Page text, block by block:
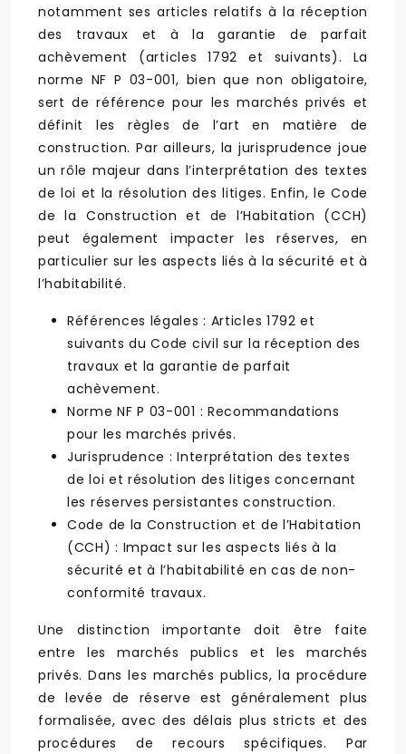
notamment ses articles relatifs à la réception
des travaux et à la garantie de parfait
achèvement (articles 1792 et suivants). La
norme NF P 03-001, bien que non obligatoire,
sert de référence pour les marchés privés et
définit les règles de l’art en matière de
construction. Par ailleurs, la jurisprudence joue
un rôle majeur dans l’interprétation des textes
de loi et la résolution des litiges. Enfin, le Code
de la Construction et de l’Habitation (CCH)
peut également impacter les réserves, en
particulier sur les aspects liés à la sécurité et à
l’habitabilité.
Références légales : Articles 1792 et
suivants du Code civil sur la réception des
travaux et la garantie de parfait
achèvement.
Norme NF P 03-001 : Recommandations
pour les marchés privés.
Jurisprudence : Interprétation des textes
de loi et résolution des litiges concernant
les réserves persistantes construction.
Code de la Construction et de l’Habitation
(CCH) : Impact sur les aspects liés à la
sécurité et à l’habitabilité en cas de non-
conformité travaux.
Une distinction importante doit être faite
entre les marchés publics et les marchés
privés. Dans les marchés publics, la procédure
de levée de réserve est généralement plus
formalisée, avec des délais plus stricts et des
procédures de recours spécifiques. Par